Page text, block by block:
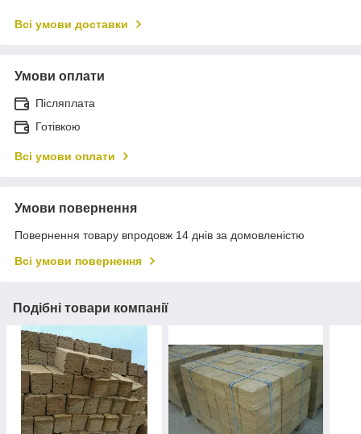
Всі умови доставки
Умови оплати
Післяплата
Готівкою
Всі умови оплати
Умови повернення
Повернення товару впродовж 14 днів за домовленістю
Всі умови повернення
Подібні товари компанії